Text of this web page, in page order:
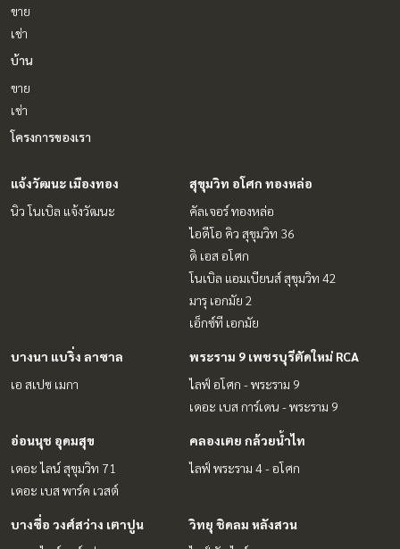
ขาย
เช่า
บ้าน
ขาย
เช่า
โครงการของเรา
แจ้งวัฒนะ เมืองทอง
นิว โนเบิล แจ้งวัฒนะ
สุขุมวิท อโศก ทองหล่อ
คัลเจอร์ ทองหล่อ
ไอดีโอ คิว สุขุมวิท 36
ดิ เอส อโศก
โนเบิล แอมเบียนส์ สุขุมวิท 42
มารุ เอกมัย 2
เอ็กซ์ที เอกมัย
บางนา แบริ่ง ลาซาล
เอ สเปซ เมกา
พระราม 9 เพชรบุรีตัดใหม่ RCA
ไลฟ์ อโศก - พระราม 9
เดอะ เบส การ์เดน - พระราม 9
อ่อนนุช อุดมสุข
เดอะ ไลน์ สุขุมวิท 71
เดอะ เบส พาร์ค เวสต์
คลองเตย กล้วยน้ำไท
ไลฟ์ พระราม 4 - อโศก
บางซื่อ วงศ์สว่าง เตาปูน
วิทยุ ชิดลม หลังสวน